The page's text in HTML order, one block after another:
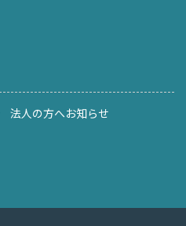
法人の方へお知らせ